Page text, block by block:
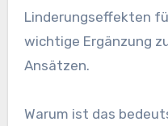
Linderungseffekten
wichtige Ergänzung
Ansätzen.
Warum ist das